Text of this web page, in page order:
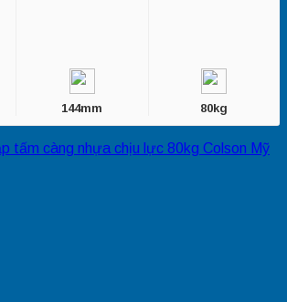
144mm 80kg
tấm càng nhựa chịu lực 80kg Colson Mỹ